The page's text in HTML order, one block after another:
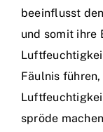
beeinflusst
und somit ihre
Fäulnis
spröde